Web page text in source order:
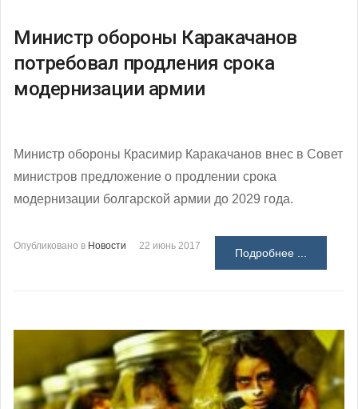
Министр обороны Каракачанов
потребовал продления срока
модернизации армии
Министр обороны Красимир Каракачанов внес в Совет
министров предложение о продлении срока
модернизации болгарской армии до 2029 года.
Опубликовано в Новости 22 июнь 2017
Подробнее ...